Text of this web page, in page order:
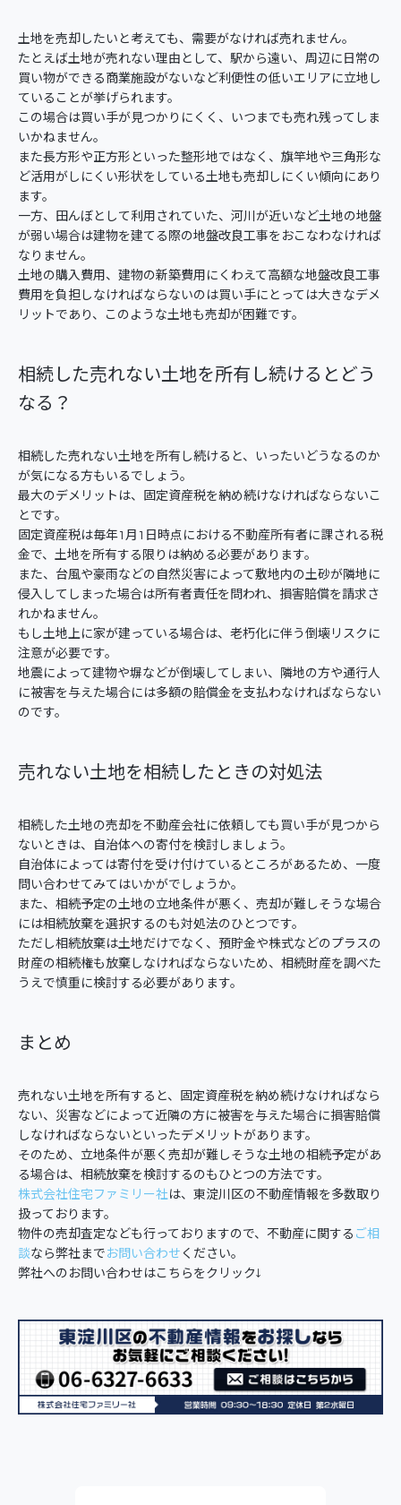
土地を売却したいと考えても、需要がなければ売れません。
たとえば土地が売れない理由として、駅から遠い、周辺に日常の
買い物ができる商業施設がないなど利便性の低いエリアに立地し
ていることが挙げられます。
この場合は買い手が見つかりにくく、いつまでも売れ残ってしま
いかねません。
また長方形や正方形といった整形地ではなく、旗竿地や三角形な
ど活用がしにくい形状をしている土地も売却しにくい傾向にあり
ます。
一方、田んぼとして利用されていた、河川が近いなど土地の地盤
が弱い場合は建物を建てる際の地盤改良工事をおこなわなければ
なりません。
土地の購入費用、建物の新築費用にくわえて高額な地盤改良工事
費用を負担しなければならないのは買い手にとっては大きなデメ
リットであり、このような土地も売却が困難です。
相続した売れない土地を所有し続けるとどう
なる？
相続した売れない土地を所有し続けると、いったいどうなるのか
が気になる方もいるでしょう。
最大のデメリットは、固定資産税を納め続けなければならないこ
とです。
固定資産税は毎年1月1日時点における不動産所有者に課される税
金で、土地を所有する限りは納める必要があります。
また、台風や豪雨などの自然災害によって敷地内の土砂が隣地に
侵入してしまった場合は所有者責任を問われ、損害賠償を請求さ
れかねません。
もし土地上に家が建っている場合は、老朽化に伴う倒壊リスクに
注意が必要です。
地震によって建物や塀などが倒壊してしまい、隣地の方や通行人
に被害を与えた場合には多額の賠償金を支払わなければならない
のです。
売れない土地を相続したときの対処法
相続した土地の売却を不動産会社に依頼しても買い手が見つから
ないときは、自治体への寄付を検討しましょう。
自治体によっては寄付を受け付けているところがあるため、一度
問い合わせてみてはいかがでしょうか。
また、相続予定の土地の立地条件が悪く、売却が難しそうな場合
には相続放棄を選択するのも対処法のひとつです。
ただし相続放棄は土地だけでなく、預貯金や株式などのプラスの
財産の相続権も放棄しなければならないため、相続財産を調べた
うえで慎重に検討する必要があります。
まとめ
売れない土地を所有すると、固定資産税を納め続けなければなら
ない、災害などによって近隣の方に被害を与えた場合に損害賠償
しなければならないといったデメリットがあります。
そのため、立地条件が悪く売却が難しそうな土地の相続予定があ
る場合は、相続放棄を検討するのもひとつの方法です。
株式会社住宅ファミリー社 は、東淀川区の不動産情報を多数取り
扱っております。
物件の売却査定なども行っておりますので、不動産に関する ご相
談なら弊社まで お問い合わせ ください。
弊社へのお問い合わせはこちらをクリック↓